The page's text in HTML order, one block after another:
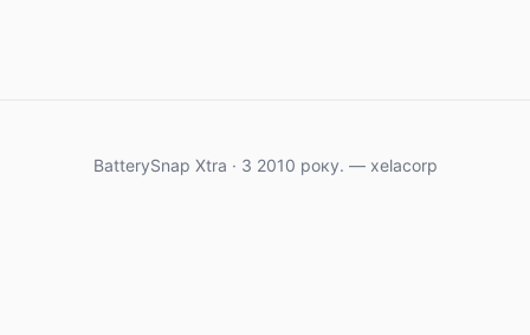
BatterySnap Xtra · З 2010 року. — xelacorp